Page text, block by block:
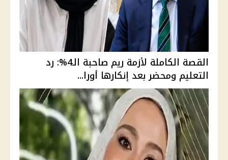
القصة الكاملة لأزمة ريم صاحبة الـ4%: رد
التعليم ومحضر بعد إنكارها أورا...